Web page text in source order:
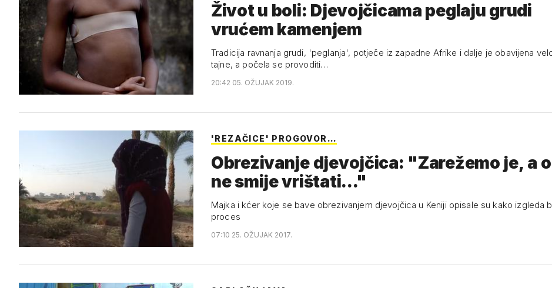
Život u boli: Djevojčicama peglaju grudi
vrućem kamenjem
Tradicija ravnanja grudi, 'peglanja', potječe iz zapadne Afrike i dalje je obavijena
tajne, a počela se provoditi…
20:42 05. OŽUJAK 2019.
'REZAČICE' PROGOVOR…
Obrezivanje djevojčica: "Zarežemo je, a
ne smije vrištati..."
Majka i kćer koje se bave obrezivanjem djevojčica u Keniji opisale su kako izgleda
proces
07:10 25. OŽUJAK 2017.